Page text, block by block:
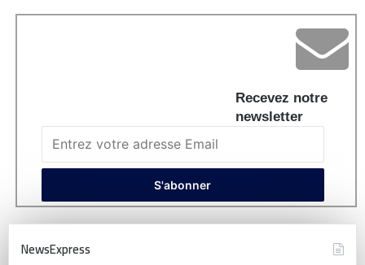
Recevez notre
newsletter
NewsExpress